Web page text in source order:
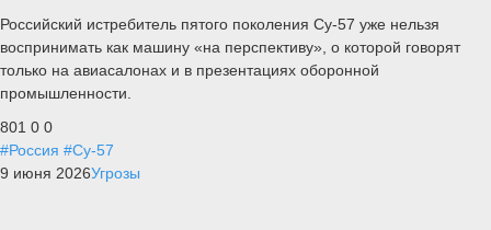
Российский истребитель пятого поколения Су-57 уже нельзя
воспринимать как машину «на перспективу», о которой говорят
только на авиасалонах и в презентациях оборонной
промышленности.
801 0 0
#Россия #Су-57
9 июня 2026Угрозы